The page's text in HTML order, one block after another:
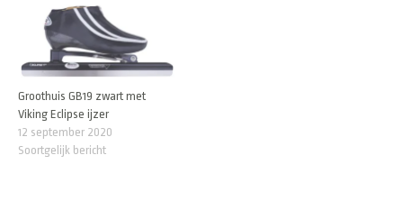
Groothuis GB19 zwart met
Viking Eclipse ijzer
12 september 2020
Soortgelijk bericht